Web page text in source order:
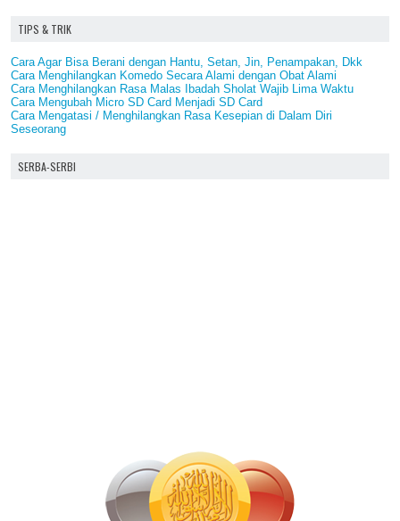
TIPS & TRIK
Cara Agar Bisa Berani dengan Hantu, Setan, Jin, Penampakan, Dkk
Cara Menghilangkan Komedo Secara Alami dengan Obat Alami
Cara Menghilangkan Rasa Malas Ibadah Sholat Wajib Lima Waktu
Cara Mengubah Micro SD Card Menjadi SD Card
Cara Mengatasi / Menghilangkan Rasa Kesepian di Dalam Diri
Seseorang
SERBA-SERBI